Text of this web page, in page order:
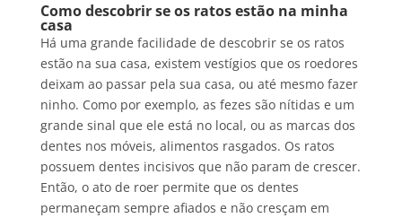
Como descobrir se os ratos estão na minha
casa
Há uma grande facilidade de descobrir se os ratos
estão na sua casa, existem vestígios que os roedores
deixam ao passar pela sua casa, ou até mesmo fazer
ninho. Como por exemplo, as fezes são nítidas e um
grande sinal que ele está no local, ou as marcas dos
dentes nos móveis, alimentos rasgados. Os ratos
possuem dentes incisivos que não param de crescer.
Então, o ato de roer permite que os dentes
permaneçam sempre afiados e não cresçam em